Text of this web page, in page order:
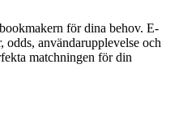
för dina behov. E-
odds, användarupplevelse och
matchningen för din